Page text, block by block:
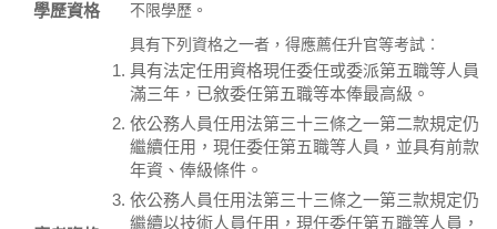
學歷資格 不限學歷。
具有下列資格之一者，得應薦任升官等考試︰
具有法定任用資格現任委任或委派第五職等人員
滿三年，已敘委任第五職等本俸最高級。
依公務人員任用法第三十三條之一第二款規定仍
繼續任用，現任委任第五職等人員，並具有前款
年資、俸級條件。
依公務人員任用法第三十三條之一第三款規定仍
繼續以技術人員任用，現任委任第五職等人員，